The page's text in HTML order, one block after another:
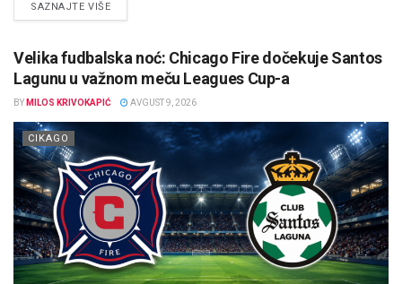
SAZNAJTE VIŠEDETAILS
Velika fudbalska noć: Chicago Fire dočekuje Santos
Lagunu u važnom meču Leagues Cup-a
BY MILOS KRIVOKAPIĆ AVGUST 9, 2026
CIKAGO